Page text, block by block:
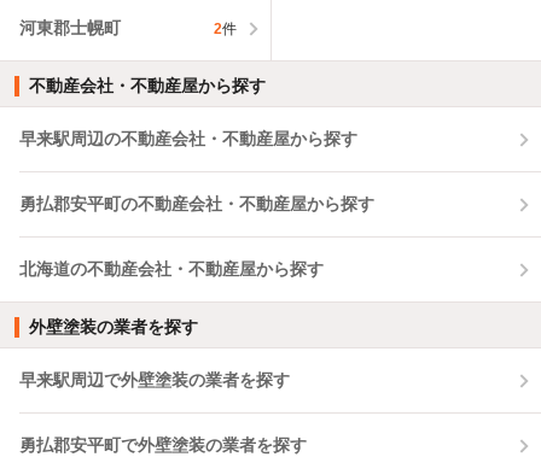
河東郡士幌町 2件
不動産会社・不動産屋から探す
早来駅周辺の不動産会社・不動産屋から探す
勇払郡安平町の不動産会社・不動産屋から探す
北海道の不動産会社・不動産屋から探す
外壁塗装の業者を探す
早来駅周辺で外壁塗装の業者を探す
勇払郡安平町で外壁塗装の業者を探す